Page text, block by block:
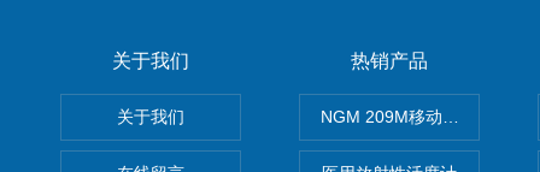
关于我们
关于我们
热销产品
NGM 209M移动式惰性气体